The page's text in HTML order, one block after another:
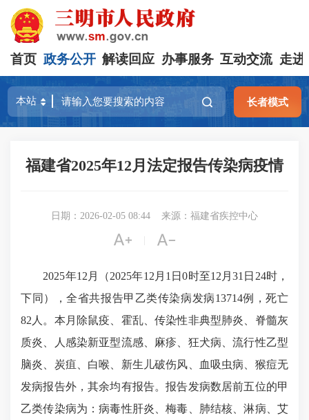
首页 政务公开 解读回应 办事服务 互动交流 走进
长者模式
福建省2025年12月法定报告传染病疫情
日期：2026-02-05 08:44 来源：福建省疾控中心
 
2025年12月（2025年12月1日0时至12月31日24时，
下同），全省共报告甲乙类传染病发病13714例，死亡
82人。本月除鼠疫、霍乱、传染性非典型肺炎、脊髓灰
质炎、人感染新亚型流感、麻疹、狂犬病、流行性乙型
脑炎、炭疽、白喉、新生儿破伤风、血吸虫病、猴痘无
发病报告外，其余均有报告。报告发病数居前五位的甲
乙类传染病为：病毒性肝炎、梅毒、肺结核、淋病、艾